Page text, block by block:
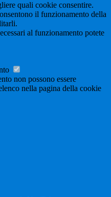
quali cookie consentire.
il funzionamento della
al funzionamento potete
non possono essere
nella pagina della cookie